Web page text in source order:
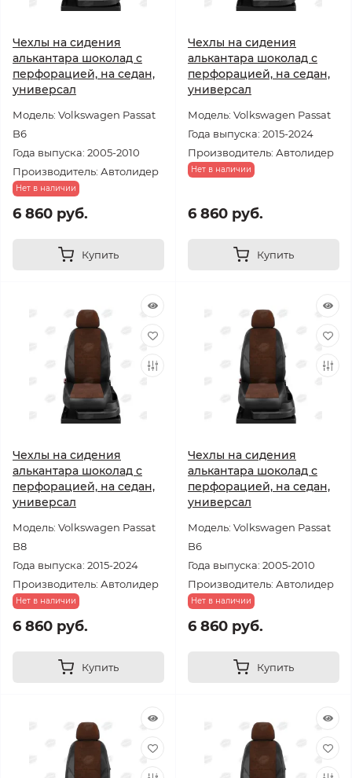
Чехлы на сидения
алькантара шоколад с
перфорацией, на седан,
универсал
Модель: Volkswagen Passat
B6
Года выпуска: 2005-2010
Производитель: Автолидер
Нет в наличии
6 860 руб.
Купить
Чехлы на сидения
алькантара шоколад с
перфорацией, на седан,
универсал
Модель: Volkswagen Passat
Года выпуска: 2015-2024
Производитель: Автолидер
Нет в наличии
6 860 руб.
Купить
Чехлы на сидения
алькантара шоколад с
перфорацией, на седан,
универсал
Модель: Volkswagen Passat
B8
Года выпуска: 2015-2024
Производитель: Автолидер
Нет в наличии
6 860 руб.
Купить
Чехлы на сидения
алькантара шоколад с
перфорацией, на седан,
универсал
Модель: Volkswagen Passat
B6
Года выпуска: 2005-2010
Производитель: Автолидер
Нет в наличии
6 860 руб.
Купить